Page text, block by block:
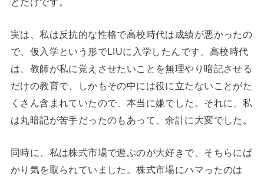
実は、私は反抗的な性格で高校時代は成績が悪かったの
で、仮入学という形でLIUに入学したんです。高校時代
は、教師が私に覚えさせたいことを無理やり暗記させる
だけの教育で、しかもその中には役に立たないことがた
くさん含まれていたので、本当に嫌でした。それに、私
は丸暗記が苦手だったのもあって、余計に大変でした。
同時に、私は株式市場で遊ぶのが大好きで、そちらにば
かり気を取られていました。株式市場にハマったのは